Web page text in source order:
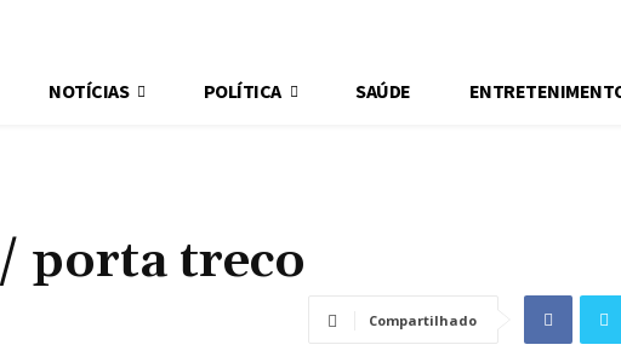
NOTÍCIAS POLÍTICA SAÚDE
porta treco
Compartilhado